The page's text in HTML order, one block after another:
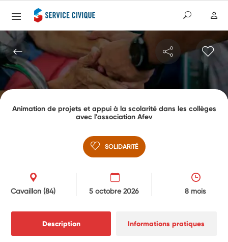
Animation de projets et appui à la scolarité dans les collèges
avec l'association Afev
SOLIDARITÉ
Cavaillon (84) 5 octobre 2026 8 mois
Description Informations pratiques